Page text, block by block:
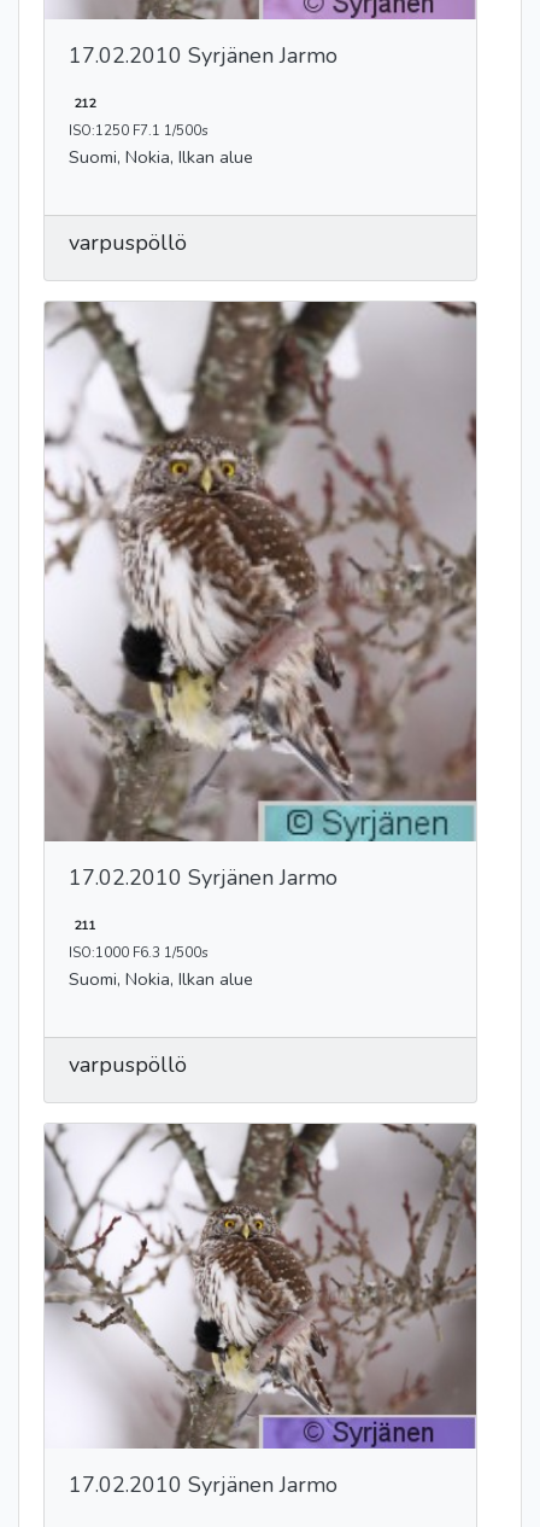
17.02.2010 Syrjänen Jarmo
212
ISO:1250 F7.1 1/500s
Suomi, Nokia, Ilkan alue
varpuspöllö
17.02.2010 Syrjänen Jarmo
211
ISO:1000 F6.3 1/500s
Suomi, Nokia, Ilkan alue
varpuspöllö
17.02.2010 Syrjänen Jarmo